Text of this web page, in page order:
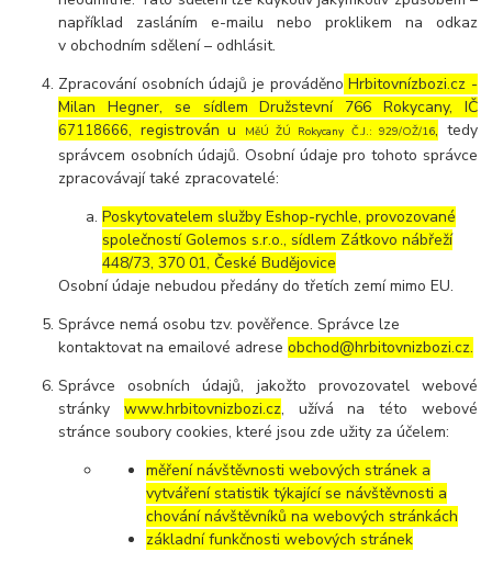
například zasláním e-mailu nebo proklikem na odkaz
v obchodním sdělení – odhlásit.
Zpracování osobních údajů je prováděno Hrbitovnízbozi.cz -
Milan Hegner, se sídlem Družstevní 766 Rokycany, IČ
67118666, registrován u MěÚ ŽÚ Rokycany Č.J.: 929/OŽ/16, tedy
správcem osobních údajů. Osobní údaje pro tohoto správce
zpracovávají také zpracovatelé:
Poskytovatelem služby Eshop-rychle, provozované
společností Golemos s.r.o., sídlem Zátkovo nábřeží
448/73, 370 01, České Budějovice
Osobní údaje nebudou předány do třetích zemí mimo EU.
Správce nemá osobu tzv. pověřence. Správce lze
kontaktovat na emailové adreseobchod@hrbitovnizbozi.cz.
Správce osobních údajů, jakožto provozovatel webové
stránky www.hrbitovnizbozi.cz, užívá na této webové
stránce soubory cookies, které jsou zde užity za účelem:
měření návštěvnosti webových stránek a
vytváření statistik týkající se návštěvnosti a
chování návštěvníků na webových stránkách
základní funkčnosti webových stránek